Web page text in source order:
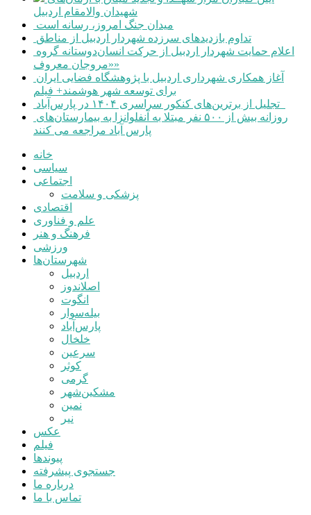
شهیدان والامقام اردبیل
میدان جنگ امروز، رسانه است
تداوم بازدیدهای سرزده شهردار اردبیل از مناطق
«مروجان معروف»
برای توسعه شهر هوشمند+ فیلم
پارس آباد مراجعه می کنند
خانه
سیاسی
اجتماعی
پزشکی و سلامت
اقتصادی
علم و فناوری
فرهنگ و هنر
ورزشی
شهرستان‌ها
اردبیل
اصلاندوز
انگوت
بیله‌سوار
پارس‌آباد
خلخال
سرعین
کوثر
گرمی
مشکین‌شهر
نمین
نیر
عکس
فیلم
پیوندها
جستجوی پیشرفته
درباره ما
تماس با ما